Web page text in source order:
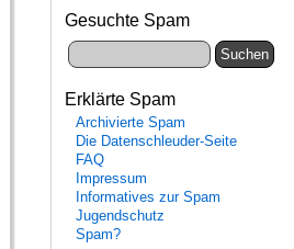
Gesuchte Spam
Erklärte Spam
Archivierte Spam
Die Datenschleuder-Seite
FAQ
Impressum
Informatives zur Spam
Jugendschutz
Spam?